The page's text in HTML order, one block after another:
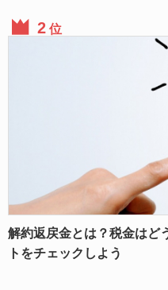
位
解約返戻金とは？税金はど
トをチェックしよう